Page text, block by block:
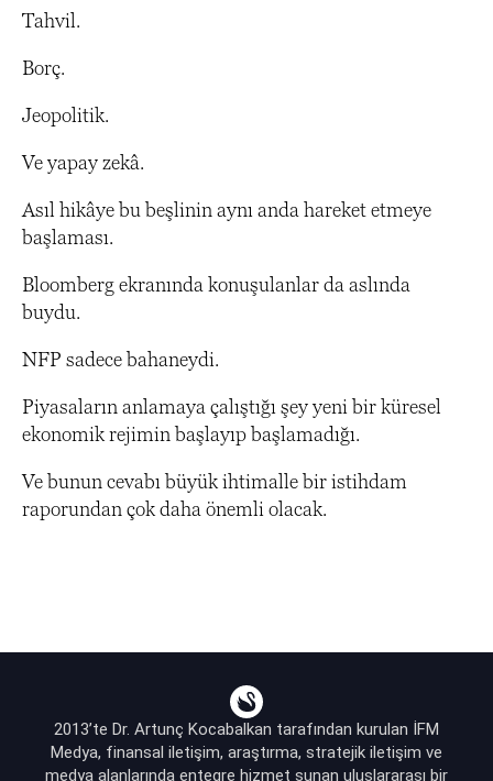
Tahvil.
Borç.
Jeopolitik.
Ve yapay zekâ.
Asıl hikâye bu beşlinin aynı anda hareket etmeye
başlaması.
Bloomberg ekranında konuşulanlar da aslında
buydu.
NFP sadece bahaneydi.
Piyasaların anlamaya çalıştığı şey yeni bir küresel
ekonomik rejimin başlayıp başlamadığı.
Ve bunun cevabı büyük ihtimalle bir istihdam
raporundan çok daha önemli olacak.
2013’te Dr. Artunç Kocabalkan tarafından kurulan İFM
Medya, finansal iletişim, araştırma, stratejik iletişim ve
medya alanlarında entegre hizmet sunan uluslararası bir